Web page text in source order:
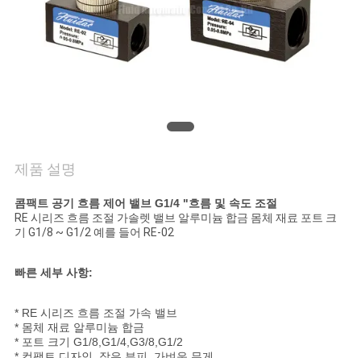
세
요
인
문
제품 설명
콤팩트 공기 흐름 제어 밸브 G1/4 "흐름 및 속도 조절
RE 시리즈 흐름 조절 가솔렛 밸브 알루미늄 합금 몸체 재료 포트 크
기 G1/8 ~ G1/2 예를 들어 RE-02
빠른 세부 사항:
* RE 시리즈 흐름 조절 가속 밸브
* 몸체 재료 알루미늄 합금
* 포트 크기 G1/8,G1/4,G3/8,G1/2